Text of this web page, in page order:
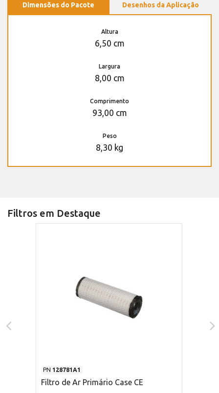
Dimensões do Pacote Desenhos da Aplicação
Altura
6,50 cm
Largura
8,00 cm
Comprimento
93,00 cm
Peso
8,30 kg
Filtros em Destaque
PN 128781A1
Filtro de Ar Primário Case CE